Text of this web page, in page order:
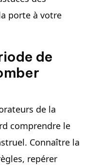
porte à votre
de
de la
comprendre le
Connaître la
repérer